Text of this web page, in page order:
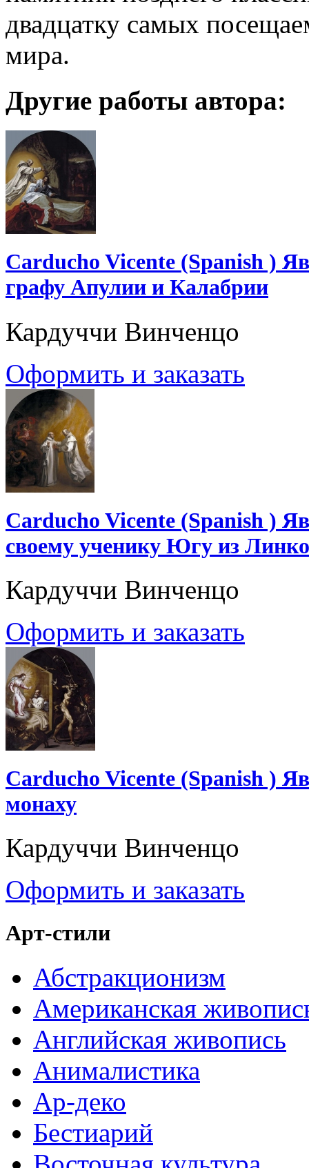
двадцатку самых
мира.
Другие работы автора:
Carducho Vicente (Spanish )
графу Апулии и Калабрии
Кардуччи Винченцо
Оформить и заказать
Carducho Vicente (Spanish )
своему ученику Югу из
Кардуччи Винченцо
Оформить и заказать
Carducho Vicente (Spanish )
монаху
Кардуччи Винченцо
Оформить и заказать
Арт-стили
Абстракционизм
Американская
Английская живопись
Анималистика
Ар-деко
Бестиарий